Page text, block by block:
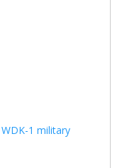
1 military